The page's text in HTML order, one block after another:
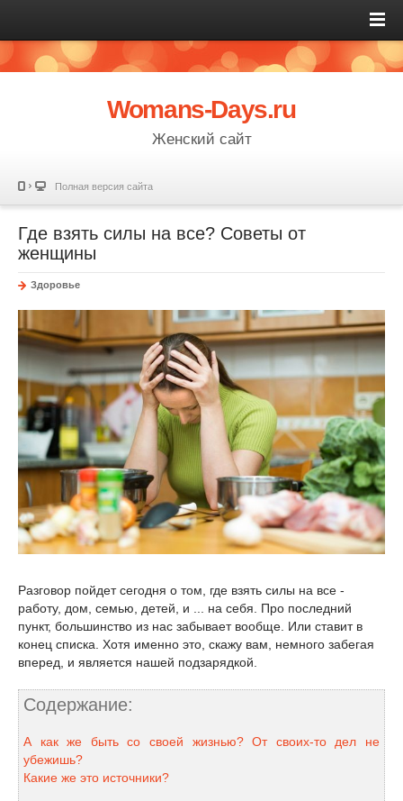
Womans-Days.ru
Женский сайт
Полная версия сайта
Где взять силы на все? Советы от
женщины
Здоровье
Разговор пойдет сегодня о том, где взять силы на все -
работу, дом, семью, детей, и ... на себя. Про последний
пункт, большинство из нас забывает вообще. Или ставит в
конец списка. Хотя именно это, скажу вам, немного забегая
вперед, и является нашей подзарядкой.
Содержание:
А как же быть со своей жизнью? От своих-то дел не
убежишь?
Какие же это источники?